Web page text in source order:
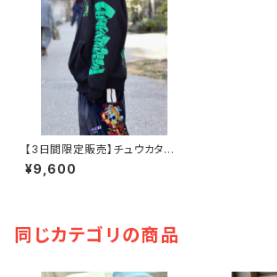
【3日間限定販売】チュウカタベ
タイ × ペロリンガール コラボパ
ーカー【black】
¥9,600
同じカテゴリの商品